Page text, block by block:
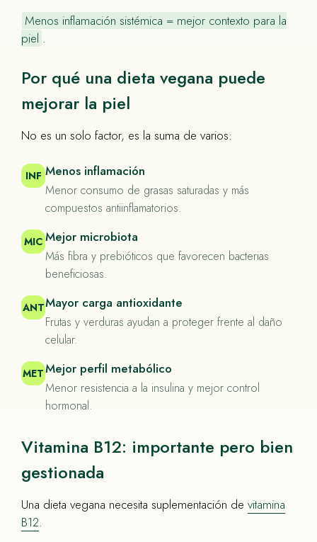
Menos inflamación sistémica = mejor contexto para la
piel .
Por qué una dieta vegana puede
mejorar la piel
No es un solo factor, es la suma de varios:
INF Menos inflamación
Menor consumo de grasas saturadas y más
compuestos antiinflamatorios.
MIC Mejor microbiota
Más fibra y prebióticos que favorecen bacterias
beneficiosas.
ANTMayor carga antioxidante
Frutas y verduras ayudan a proteger frente al daño
celular.
METMejor perfil metabólico
Menor resistencia a la insulina y mejor control
hormonal.
Vitamina B12: importante pero bien
gestionada
Una dieta vegana necesita suplementación de vitamina
B12.